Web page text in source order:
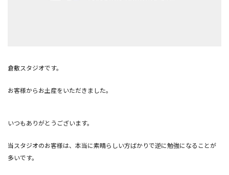
倉敷スタジオです。
お客様からお土産をいただきました。
いつもありがとうございます。
当スタジオのお客様は、本当に素晴らしい方ばかりで逆に勉強になることが
多いです。